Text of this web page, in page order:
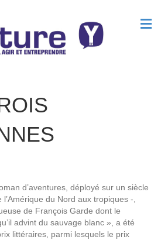
M
e
d’aventures, déployé sur un siècle
du Nord aux tropiques -,
de François Garde dont le
advint du sauvage blanc », a été
littéraires, parmi lesquels le prix